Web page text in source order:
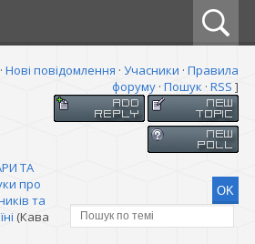
· Нові повідомлення · Учасники · Правила
форуму · Пошук · RSS ]
ТА
про
та
(Кава